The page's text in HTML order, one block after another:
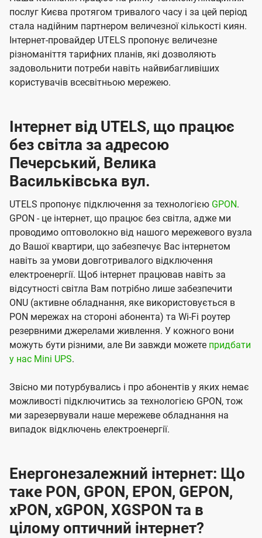
послуг Києва протягом тривалого часу і за цей період
стала надійним партнером величезної кількості киян.
Інтернет-провайдер UTELS пропонує величезне
різноманіття тарифних планів, які дозволяють
задовольнити потреби навіть найвибагливіших
користувачів всесвітньою мережею.
Інтернет від UTELS, що працює
без світла за адресою
Печерський, Велика
Васильківська вул.
UTELS пропонує підключення за технологією GPON.
GPON - це інтернет, що працює без світла, адже ми
проводимо оптоволокно від нашого мережевого вузла
до Вашої квартири, що забезпечує Вас інтернетом
навіть за умови довготривалого відключення
електроенергії. Щоб інтернет працював навіть за
відсутності світла Вам потрібно лише забезпечити
ONU (активне обладнання, яке використовується в
PON мережах на стороні абонента) та Wi-Fi роутер
резервними джерелами живлення. У кожного вони
можуть бути різними, але Ви завжди можете придбати
у нас Mini UPS.
Звісно ми потурбувались і про абонентів у яких немає
можливості підключитись за технологією GPON, тож
ми зарезервували наше мережеве обладнання на
випадок відключень електроенергії.
Енергонезалежний інтернет: Що
таке PON, GPON, EPON, GEPON,
xPON, xGPON, XGSPON та в
цілому оптичний інтернет?